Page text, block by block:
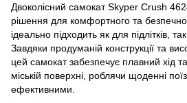
Двоколісний самокат Skyper Crush
рішення для комфортного та
ідеально підходить як для підлітків,
Завдяки продуманій конструкції та
цей самокат забезпечує плавний хід
міській поверхні, роблячи щоденні
ефективними.